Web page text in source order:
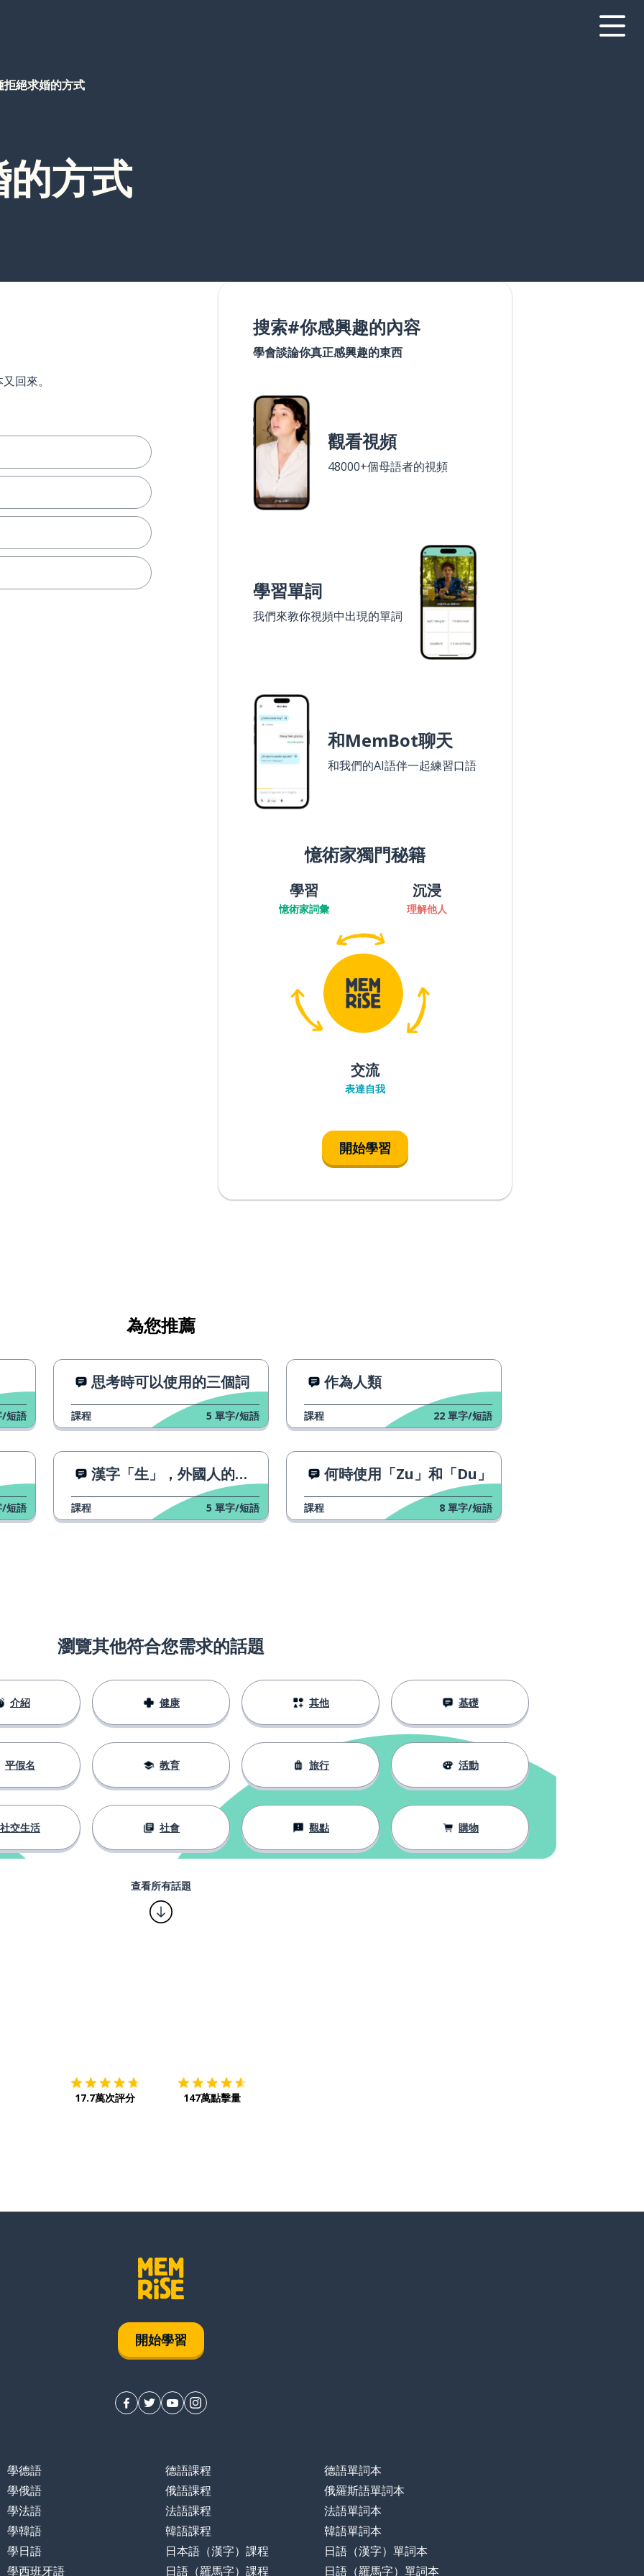
拒絕求婚的方式
方式
回來。
搜索#你感興趣的內容
學會談論你真正感興趣的東西
觀看視頻
48000+個母語者的視頻
學習單詞
我們來教你視頻中出現的單詞
和MemBot聊天
和我們的AI語伴一起練習口語
憶術家獨門秘籍
學習
憶術家詞彙
沉浸
理解他人
交流
表達自我
開始學習
為您推薦
/短語
思考時可以使用的三個詞
課程 5 單字/短語
作為人類
課程 22 單字/短語
/短語
漢字「生」，外國人的絕望
課程 5 單字/短語
何時使用「Zu」和「Du」
課程 8 單字/短語
瀏覽其他符合您需求的話題
介紹 健康 其他 基礎
平假名 教育 旅行 活動
社交生活 社會 觀點 購物
查看所有話題
17.7萬次評分 147萬點擊量
開始學習
學德語
學俄語
學法語
學韓語
學日語
學西班牙語
德語課程
俄語課程
法語課程
韓語課程
日本語（漢字）課程
日語（羅馬字）課程
德語單詞本
俄羅斯語單詞本
法語單詞本
韓語單詞本
日語（漢字）單詞本
日語（羅馬字）單詞本